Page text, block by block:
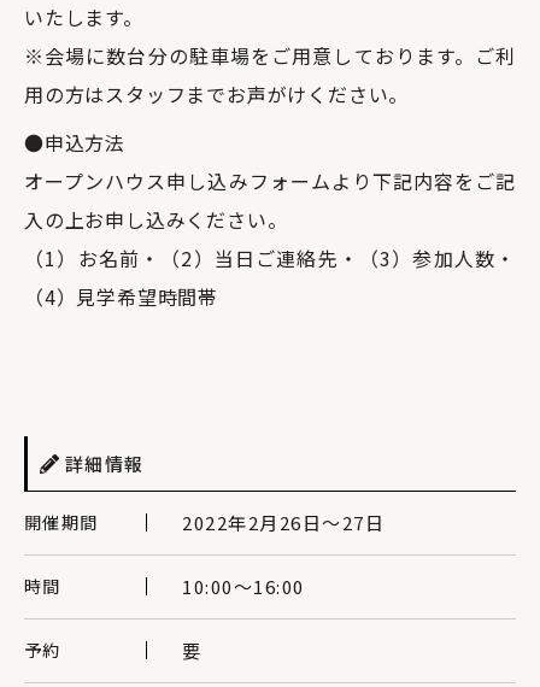
いたします。
※会場に数台分の駐車場をご用意しております。ご利
用の方はスタッフまでお声がけください。
●申込方法
オープンハウス申し込みフォームより下記内容をご記
入の上お申し込みください。
（1）お名前・（2）当日ご連絡先・（3）参加人数・
（4）見学希望時間帯
詳細情報
開催期間 2022年2月26日〜27日
時間 10:00〜16:00
予約 要